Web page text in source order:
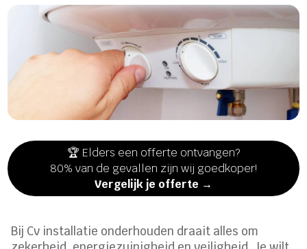
🏆 Elders een offerte ontvangen?
80% van de gevallen zijn wij goedkoper!
Vergelijk je offerte →
Bij Cv installatie onderhouden draait alles om